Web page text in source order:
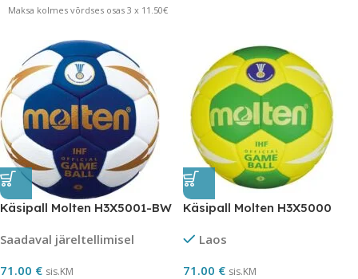
Maksa kolmes võrdses osas 3 x 11.50€
Käsipall Molten H3X5001-BW
Saadaval järeltellimisel
71.00 € sis.KM
Käsipall Molten H3X5000
Laos
71.00 € sis.KM